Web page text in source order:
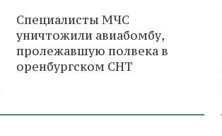
Специалисты МЧС
уничтожили авиабомбу,
пролежавшую полвека в
оренбургском СНТ